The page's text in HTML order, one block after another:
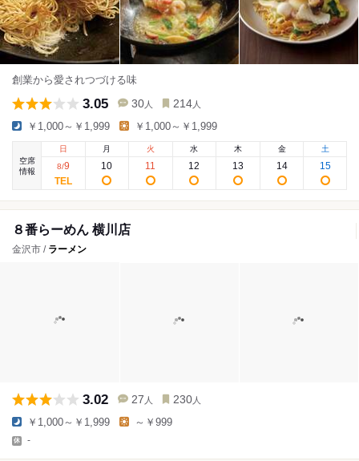
創業から愛されつづける味
3.05 30 人 214 人
￥1,000～￥1,999 ￥1,000～￥1,999
空席
情報
日
8/9
月
10
火
11
水
12
木
13
金
14
土
15
８番らーめん 横川店
金沢市 / ラーメン
3.02 27 人 230 人
￥1,000～￥1,999 ～￥999
-